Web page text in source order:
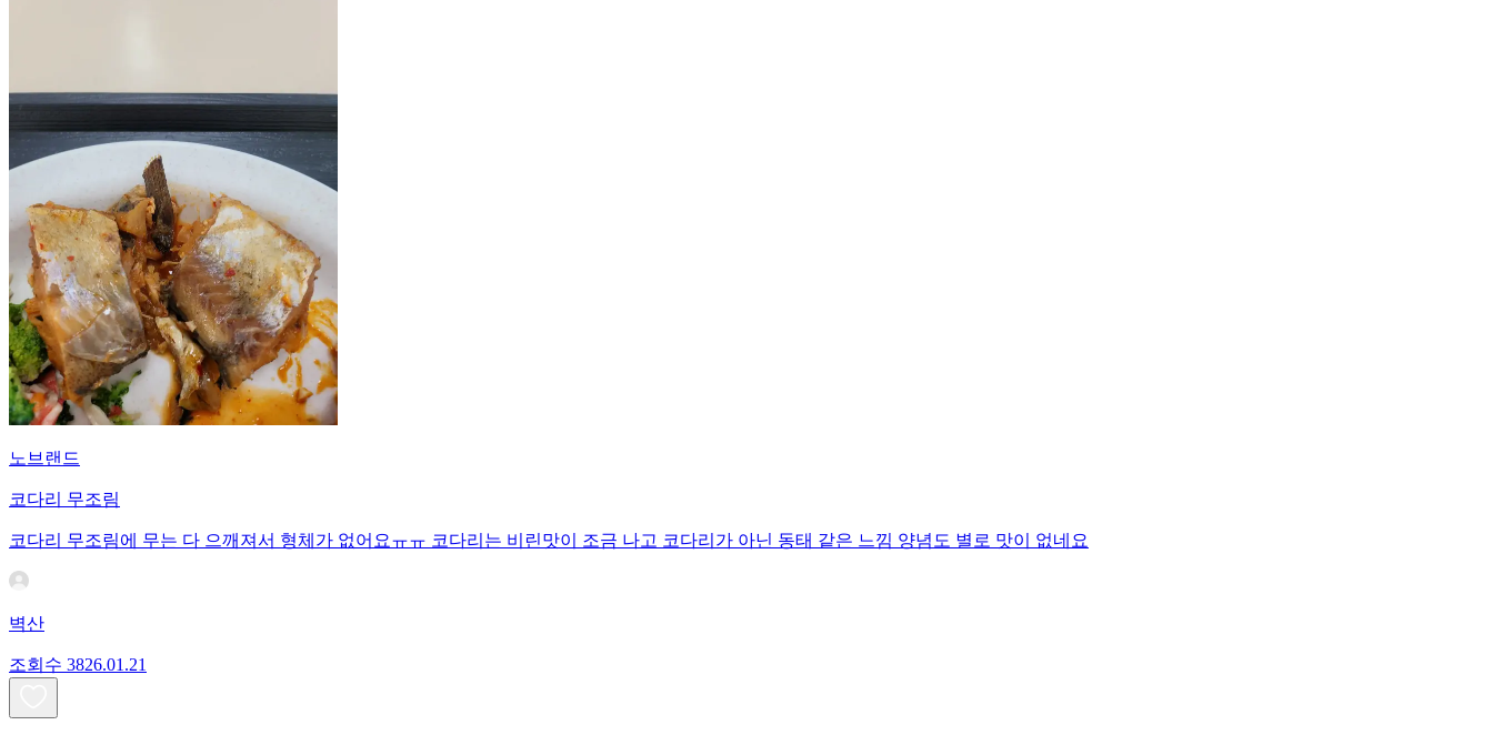
노브랜드
코다리 무조림
코다리 무조림에 무는 다 으깨져서 형체가 없어요ㅠㅠ 코다리는 비린맛이 조금 나고 코다리가 아닌 동태 같은 느낌 양념도 별로 맛이 없네요
벽산
조회수 3826.01.21